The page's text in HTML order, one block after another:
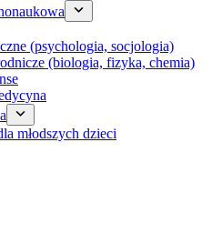
(psychologia, socjologia)
(biologia, fizyka, chemia)
młodszych dzieci